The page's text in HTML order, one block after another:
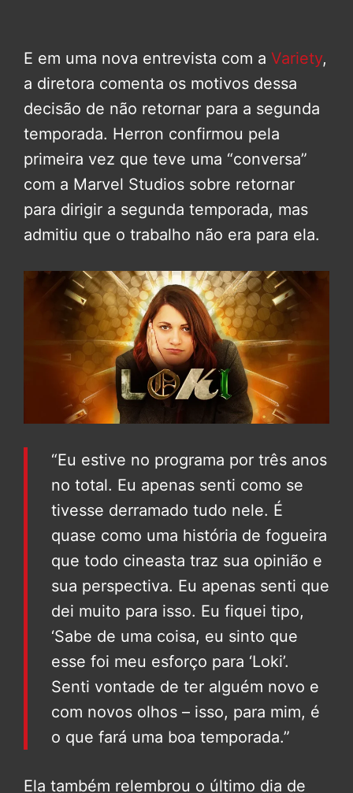
E em uma nova entrevista com a Variety,
a diretora comenta os motivos dessa
decisão de não retornar para a segunda
temporada. Herron confirmou pela
primeira vez que teve uma “conversa”
com a Marvel Studios sobre retornar
para dirigir a segunda temporada, mas
admitiu que o trabalho não era para ela.
“Eu estive no programa por três anos
no total. Eu apenas senti como se
tivesse derramado tudo nele. É
quase como uma história de fogueira
que todo cineasta traz sua opinião e
sua perspectiva. Eu apenas senti que
dei muito para isso. Eu fiquei tipo,
‘Sabe de uma coisa, eu sinto que
esse foi meu esforço para ‘Loki’.
Senti vontade de ter alguém novo e
com novos olhos – isso, para mim, é
o que fará uma boa temporada.”
Ela também relembrou o último dia de